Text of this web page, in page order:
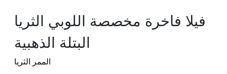
فيلا فاخرة مخصصة اللوبي الثريا
البتلة الذهبية
الممر الثريا